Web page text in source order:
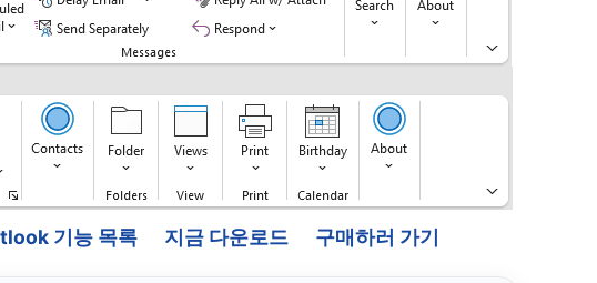
기능 목록 지금 다운로드 구매하러 가기